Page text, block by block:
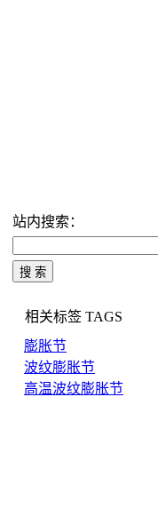
站内搜索：
相关标签 TAGS
膨胀节
波纹膨胀节
高温波纹膨胀节